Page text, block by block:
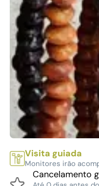
Visita guiada
Monitores irão
Cancelamento